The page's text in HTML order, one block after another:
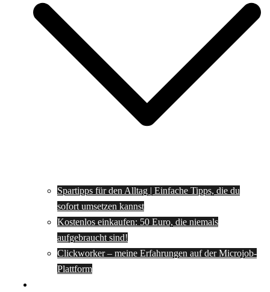
Spartipps für den Alltag | Einfache Tipps, die du
sofort umsetzen kannst
Kostenlos einkaufen: 50 Euro, die niemals
aufgebraucht sind!
Clickworker – meine Erfahrungen auf der Microjob-
Plattform